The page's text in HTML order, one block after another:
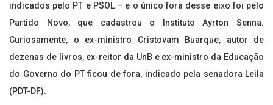
indicados pelo PT e PSOL – e o único fora desse eixo foi pelo
Partido Novo, que cadastrou o Instituto Ayrton Senna.
Curiosamente, o ex-ministro Cristovam Buarque, autor de
dezenas de livros, ex-reitor da UnB e ex-ministro da Educação
do Governo do PT ficou de fora, indicado pela senadora Leila
(PDT-DF).